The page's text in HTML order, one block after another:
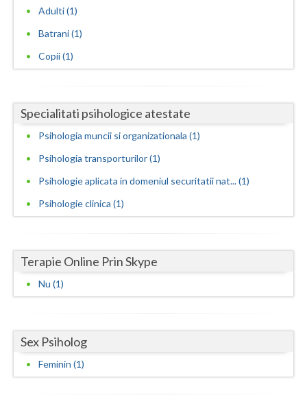
Mehedinti
Neamt
Olt
Prahova
Satu-Mare
Suceava
Teleorman
Timis
Tulcea
Adulti (1)
Batrani (1)
Copii (1)
Specialitati psihologice atestate
Psihologia muncii si organizationala (1)
Psihologia transporturilor (1)
Psihologie aplicata in domeniul securitatii nat... (1)
Psihologie clinica (1)
Terapie Online Prin Skype
Nu (1)
Sex Psiholog
Feminin (1)